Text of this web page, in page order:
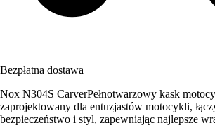
Bezpłatna dostawa
Nox N304S CarverPełnotwarzowy kask
zaprojektowany dla entuzjastów motocykli,
bezpieczeństwo i styl, zapewniając najlepsze